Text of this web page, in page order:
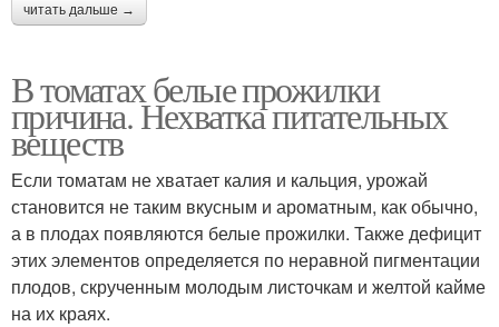
читать дальше →
В томатах белые прожилки
причина. Нехватка питательных
веществ
Если томатам не хватает калия и кальция, урожай
становится не таким вкусным и ароматным, как обычно,
а в плодах появляются белые прожилки. Также дефицит
этих элементов определяется по неравной пигментации
плодов, скрученным молодым листочкам и желтой кайме
на их краях.